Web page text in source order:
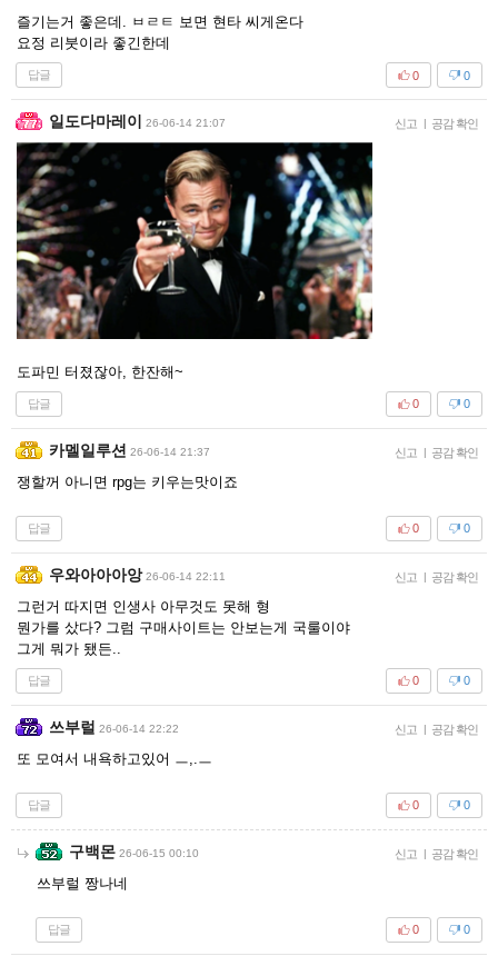
즐기는거 좋은데. ㅂㄹㅌ 보면 현타 씨게온다
요정 리붓이라 좋긴한데
답글 0
0
일도다마레이 26-06-14 21:07 신고 | 공감 확인
도파민 터졌잖아, 한잔해~
답글 0
0
카멜일루션 26-06-14 21:37 신고 | 공감 확인
쟁할꺼 아니면 rpg는 키우는맛이죠
답글 0
0
우와아아아앙 26-06-14 22:11 신고 | 공감 확인
그런거 따지면 인생사 아무것도 못해 형
뭔가를 샀다? 그럼 구매사이트는 안보는게 국룰이야
그게 뭐가 됐든..
답글 0
0
쓰부럴 26-06-14 22:22 신고 | 공감 확인
또 모여서 내욕하고있어 ㅡ,.ㅡ
답글 0
0
구백몬 26-06-15 00:10 신고 | 공감 확인
쓰부럴 짱나네
답글 0
0